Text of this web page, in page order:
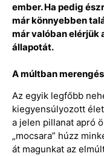
ember. Ha pedig
már könnyebben
már valóban elérjük
állapotát.
A múltban
Az egyik legfőbb
kiegyensúlyozott
a jelen pillanat apró
„mocsara” húzz
át magunkat az